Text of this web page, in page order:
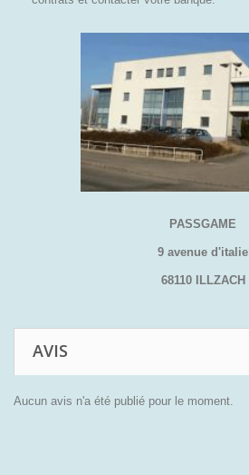
PASSGAME
9 avenue d'italie
68110 ILLZACH
AVIS
Aucun avis n'a été publié pour le moment.